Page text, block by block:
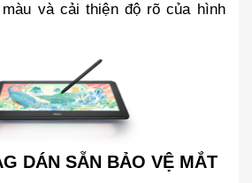
và cải thiện độ rõ của hình
DÁN SẴN BẢO VỆ MẮT